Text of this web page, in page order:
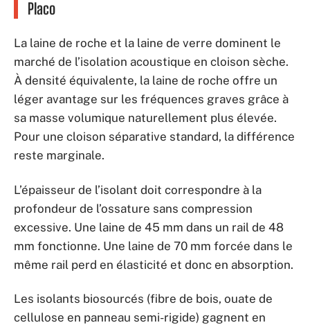
Placo
La laine de roche et la laine de verre dominent le
marché de l’isolation acoustique en cloison sèche.
À densité équivalente, la laine de roche offre un
léger avantage sur les fréquences graves grâce à
sa masse volumique naturellement plus élevée.
Pour une cloison séparative standard, la différence
reste marginale.
L’épaisseur de l’isolant doit correspondre à la
profondeur de l’ossature sans compression
excessive. Une laine de 45 mm dans un rail de 48
mm fonctionne. Une laine de 70 mm forcée dans le
même rail perd en élasticité et donc en absorption.
Les isolants biosourcés (fibre de bois, ouate de
cellulose en panneau semi-rigide) gagnent en